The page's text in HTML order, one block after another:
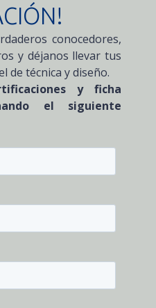
conocedores,
y déjanos llevar tus
de técnica y diseño.
y ficha
el siguiente